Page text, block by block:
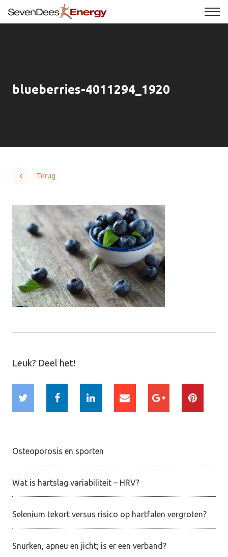
blueberries-4011294_1920
Terug
Leuk? Deel het!
Osteoporosis en sporten
Wat is hartslag variabiliteit – HRV?
Selenium tekort versus risico op hartfalen vergroten?
Snurken, apneu en jicht; is er een verband?